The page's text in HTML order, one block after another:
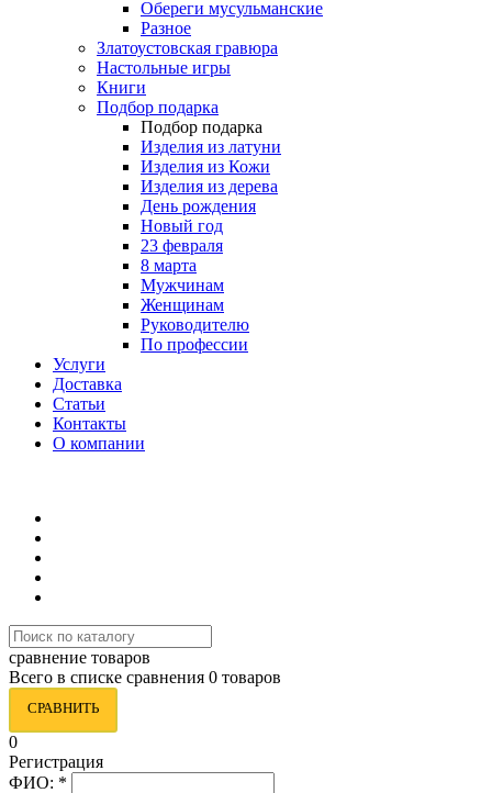
Обереги мусульманские
Разное
Златоустовская гравюра
Настольные игры
Книги
Подбор подарка
Подбор подарка
Изделия из латуни
Изделия из Кожи
Изделия из дерева
День рождения
Новый год
23 февраля
8 марта
Мужчинам
Женщинам
Руководителю
По профессии
Услуги
Доставка
Статьи
Контакты
О компании
сравнение товаров
Всего в списке сравнения 0 товаров
СРАВНИТЬ
0
Регистрация
ФИО: *